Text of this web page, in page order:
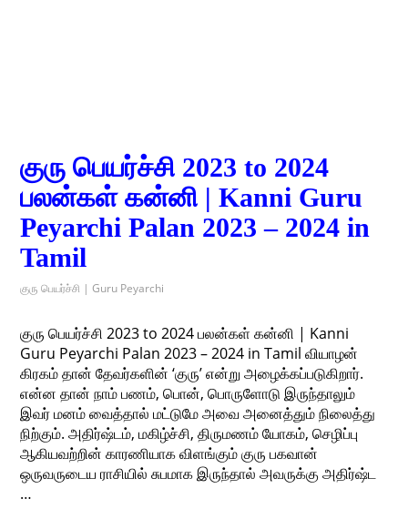
குரு பெயர்ச்சி 2023 to 2024
பலன்கள் கன்னி | Kanni Guru
Peyarchi Palan 2023 – 2024 in
Tamil
குரு பெயர்ச்சி | Guru Peyarchi
குரு பெயர்ச்சி 2023 to 2024 பலன்கள் கன்னி | Kanni
Guru Peyarchi Palan 2023 – 2024 in Tamil வியாழன்
கிரகம் தான் தேவர்களின் ‘குரு’ என்று அழைக்கப்படுகிறார்.
என்ன தான் நாம் பணம், பொன், பொருளோடு இருந்தாலும்
இவர் மனம் வைத்தால் மட்டுமே அவை அனைத்தும் நிலைத்து
நிற்கும். அதிர்ஷ்டம், மகிழ்ச்சி, திருமணம் யோகம், செழிப்பு
ஆகியவற்றின் காரணியாக விளங்கும் குரு பகவான்
ஒருவருடைய ராசியில் சுபமாக இருந்தால் அவருக்கு அதிர்ஷ்ட
…